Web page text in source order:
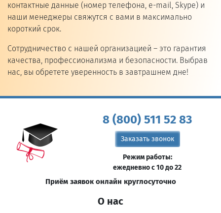
контактные данные (номер телефона, e-mail, Skype) и
наши менеджеры свяжутся с вами в максимально
короткий срок.
Сотрудничество с нашей организацией – это гарантия
качества, профессионализма и безопасности. Выбрав
нас, вы обретете уверенность в завтрашнем дне!
8 (800) 511 52 83
Заказать звонок
Режим работы:
ежедневно с 10 до 22
Приём заявок онлайн круглосуточно
О нас